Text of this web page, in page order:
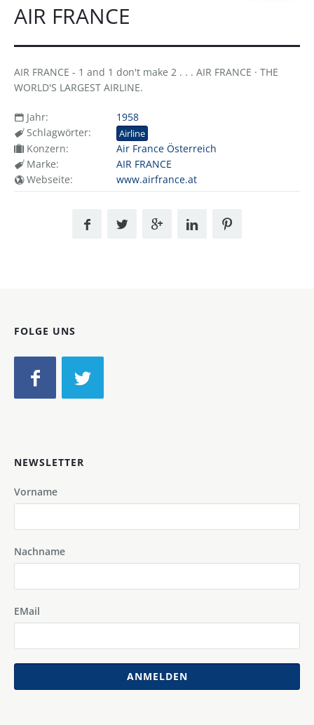
AIR FRANCE
AIR FRANCE - 1 and 1 don't make 2 . . . AIR FRANCE · THE
WORLD'S LARGEST AIRLINE.
Jahr:
1958
Schlagwörter:
Airline
Konzern:
Air France Österreich
Marke:
AIR FRANCE
Webseite:
www.airfrance.at
FOLGE UNS
NEWSLETTER
Vorname
Nachname
EMail
ANMELDEN